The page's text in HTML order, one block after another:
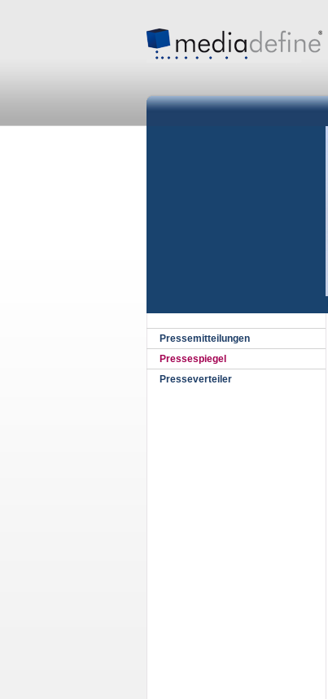
Pressemitteilungen
Pressespiegel
Presseverteiler